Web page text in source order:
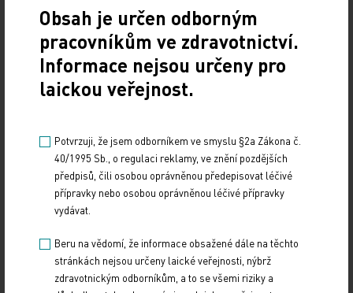
19. světový kongres Controversies in Neurology
(CONy)
10. 3. 2025
19. světový kongres Controversies in Neurology (CONy)
se bude konat v termínu 20.–22. března 2025 v Praze.
Vystavování ePoukazů
17. 12. 2024
Dnešní Poradna přináší přehled o tom, jak funguje
ePoukaz, kde ho lze uplatnit a jaké možnosti má lékař
NUDZ nabízí kurs pro rodiče dětí s úzkostí
Obsah je určen odborným
pracovníkům ve zdravotnictví.
Informace nejsou určeny pro
laickou veřejnost.
Potvrzuji, že jsem odborníkem ve smyslu §2a Zákona č.
40/1995 Sb., o regulaci reklamy, ve znění pozdějších
předpisů, čili osobou oprávněnou předepisovat léčivé
přípravky nebo osobou oprávněnou léčivé přípravky
vydávat.
Beru na vědomí, že informace obsažené dále na těchto
stránkách nejsou určeny laické veřejnosti, nýbrž
zdravotnickým odborníkům, a to se všemi riziky a